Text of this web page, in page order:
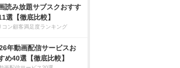
読み放題サブスクおすす
選【徹底比較】
コン顧客満足度ランキング
年動画配信サービスお
め40選【徹底比較】